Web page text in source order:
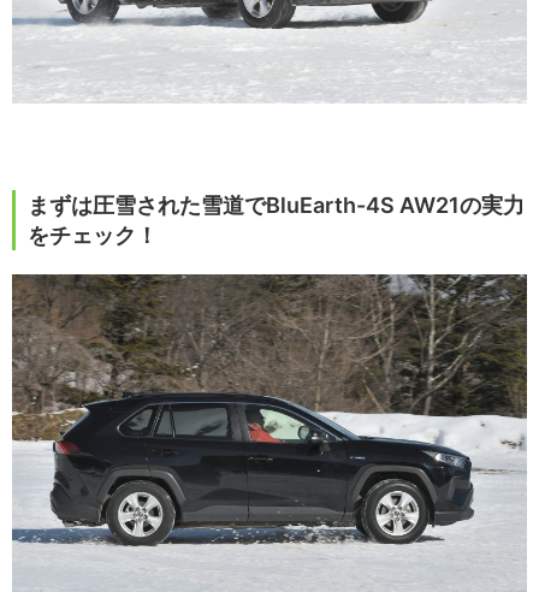
まずは圧雪された雪道でBluEarth-4S AW21の実力
をチェック！